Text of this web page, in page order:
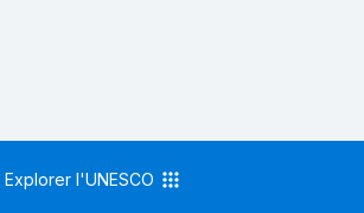
Explorer l'UNESCO